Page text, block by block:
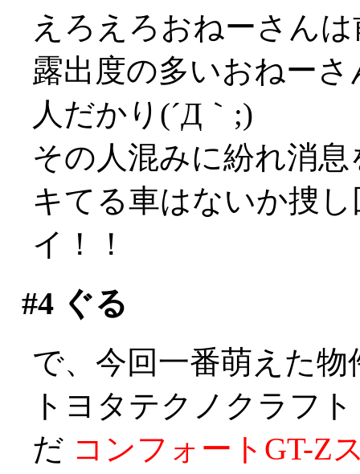
えろえろおねーさん
露出度の多いおねー
人だかり(´Д｀;)
その人混みに紛れ消
キてる車はないか捜
イ！！
#4ぐる
で、今回一番萌えた
トヨタテクノクラフ
だ コンフォートGT-Z